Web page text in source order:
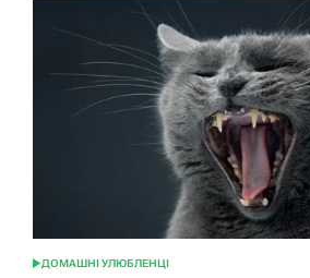
ОПУБЛІКУВАТИ
ДОМАШНІ УЛЮБЛЕНЦІ